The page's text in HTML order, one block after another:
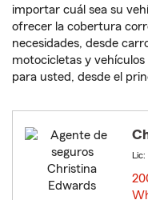
importar cuál sea su
ofrecer la cobertura
necesidades, desde
motocicletas y
para usted, desde el
Lic: